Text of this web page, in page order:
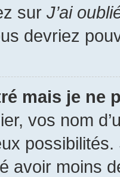
sur J’ai
devriez
mais je ne
vos nom
avoir moins